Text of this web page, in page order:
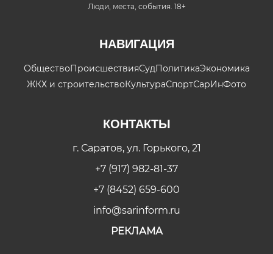
Люди, места, события. 18+
НАВИГАЦИЯ
ОбществоПроисшествияСудПолитикаЭкономика
ЖКХ и строительствоКультураСпортСарИнФото
КОНТАКТЫ
г. Саратов, ул. Горького, 21
+7 (917) 982-81-37
+7 (8452) 659-600
info@sarinform.ru
РЕКЛАМА